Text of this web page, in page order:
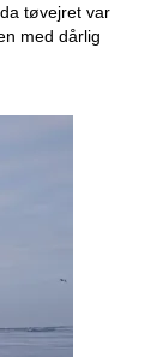
tøvejret var
med dårlig